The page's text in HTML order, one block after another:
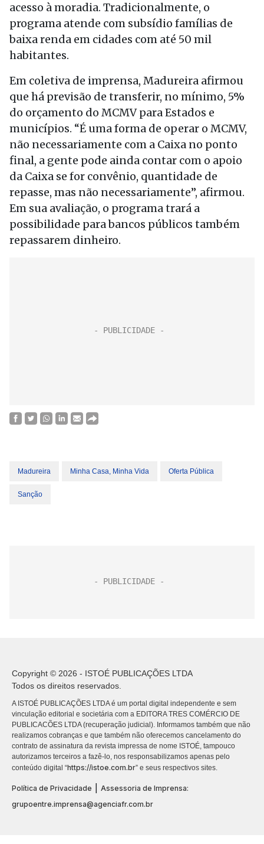
acesso à moradia. Tradicionalmente, o
programa atende com subsídio famílias de
baixa renda em cidades com até 50 mil
habitantes.
Em coletiva de imprensa, Madureira afirmou
que há previsão de transferir, no mínimo, 5%
do orçamento do MCMV para Estados e
municípios. “É uma forma de operar o MCMV,
não necessariamente com a Caixa no ponto
final, a gente pode ainda contar com o apoio
da Caixa se for convênio, quantidade de
repasse, mas não necessariamente”, afirmou.
Em sua avaliação, o programa trará a
possibilidade para bancos públicos também
repassarem dinheiro.
Madureira Minha Casa, Minha Vida Oferta Pública
Sanção
Copyright © 2026 - ISTOÉ PUBLICAÇÕES LTDA
Todos os direitos reservados.
A ISTOÉ PUBLICAÇÕES LTDA é um portal digital independente e sem
vinculação editorial e societária com a EDITORA TRES COMÉRCIO DE
PUBLICACÕES LTDA (recuperação judicial). Informamos também que não
realizamos cobranças e que também não oferecemos cancelamento do
contrato de assinatura da revista impressa de nome ISTOÉ, tampouco
autorizamos terceiros a fazê-lo, nos responsabilizamos apenas pelo
conteúdo digital “https://istoe.com.br” e seus respectivos sites.
Política de Privacidade
Assessoria de Imprensa:
grupoentre.imprensa@agenciafr.com.br